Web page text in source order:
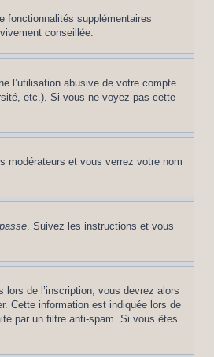
fonctionnalités supplémentaires
conseillée.
l’utilisation abusive de votre compte.
etc.). Si vous ne voyez pas cette
modérateurs et vous verrez votre nom
. Suivez les instructions et vous
de l’inscription, vous devrez alors
Cette information est indiquée lors de
par un filtre anti-spam. Si vous êtes